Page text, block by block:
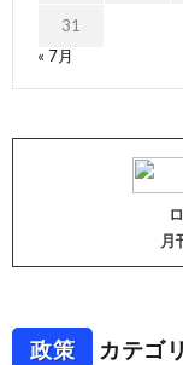
31
« 7月
月
政策 カテゴ